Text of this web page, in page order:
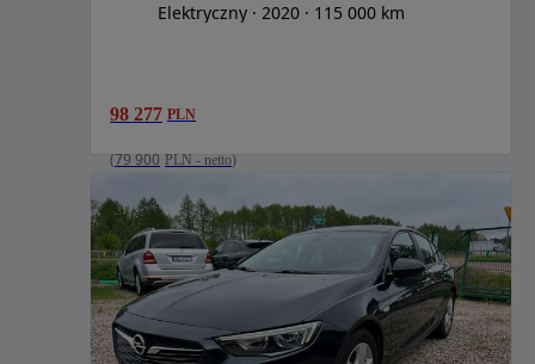
Elektryczny 2020 115 000 km
98 277 PLN
(79 900 PLN - netto)